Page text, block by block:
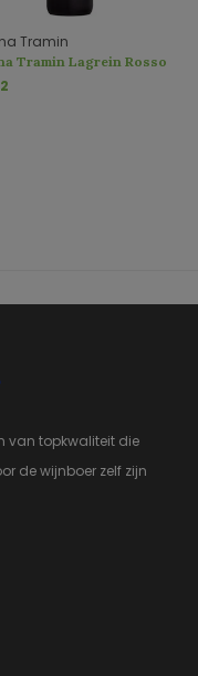
Tramin
Tramin Lagrein Rosso
van topkwaliteit die
de wijnboer zelf zijn